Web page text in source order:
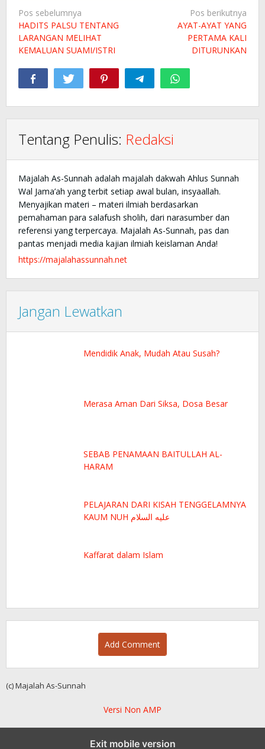
Navigasi
pos
Pos sebelumnya
HADITS PALSU TENTANG
LARANGAN MELIHAT
KEMALUAN SUAMI/ISTRI
Pos berikutnya
AYAT-AYAT YANG
PERTAMA KALI
DITURUNKAN
Tentang Penulis: Redaksi
Majalah As-Sunnah adalah majalah dakwah Ahlus Sunnah
Wal Jama’ah yang terbit setiap awal bulan, insyaallah.
Menyajikan materi – materi ilmiah berdasarkan
pemahaman para salafush sholih, dari narasumber dan
referensi yang terpercaya. Majalah As-Sunnah, pas dan
pantas menjadi media kajian ilmiah keislaman Anda!
https://majalahassunnah.net
Jangan Lewatkan
Mendidik Anak, Mudah Atau Susah?
Merasa Aman Dari Siksa, Dosa Besar
SEBAB PENAMAAN BAITULLAH AL-
HARAM
PELAJARAN DARI KISAH TENGGELAMNYA
KAUM NUH عليه السلام
Kaffarat dalam Islam
Add Comment
(c) Majalah As-Sunnah
Versi Non AMP
Exit mobile version